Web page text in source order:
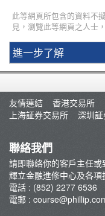
此等網頁所包含的資料不
見，瀏覽此等網頁之人士
進一步了解
簡介
輝立課程
講師
條款及細則
郭樹鈿博士股票期權策
George Au期權實戰技
咖啡拉花工作坊
友情連結
香港交易所
上海証券交易所
深圳
聯絡我們
請即聯絡你的客戶主任或
輝立金融進修中心及各項
電話 : (852) 2277 6536
電郵 :